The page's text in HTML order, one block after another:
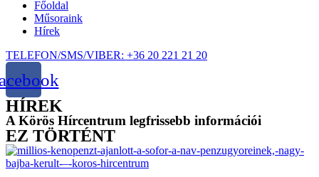
Főoldal
Műsoraink
Hírek
TELEFON/SMS/VIBER: +36 20 221 21 20
HÍREK
A Körös Hírcentrum legfrissebb információi
EZ TÖRTÉNT